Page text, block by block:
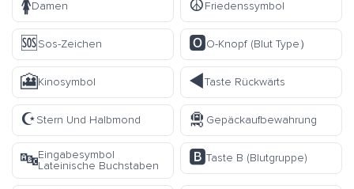
🚺Damen ☮️Friedenssymbol
🆘Sos-Zeichen 🅾️O-Knopf (Blut Type）
🎦Kinosymbol ◀️ Taste Rückwärts
☪️Stern Und Halbmond 🛅 Gepäckaufbewahrung
🔤Eingabesymbol
Lateinische Buchstaben
🅱️Taste B (Blutgruppe)